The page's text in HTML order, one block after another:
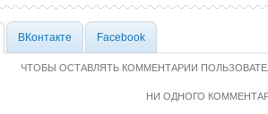
ВКонтакте Facebook
ЧТОБЫ ОСТАВЛЯТЬ КОММЕНТАРИИ
НИ ОДНОГО